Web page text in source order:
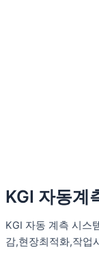
KGI 자동계
KGI 자동 계측 시스
감,현장최적화,작업